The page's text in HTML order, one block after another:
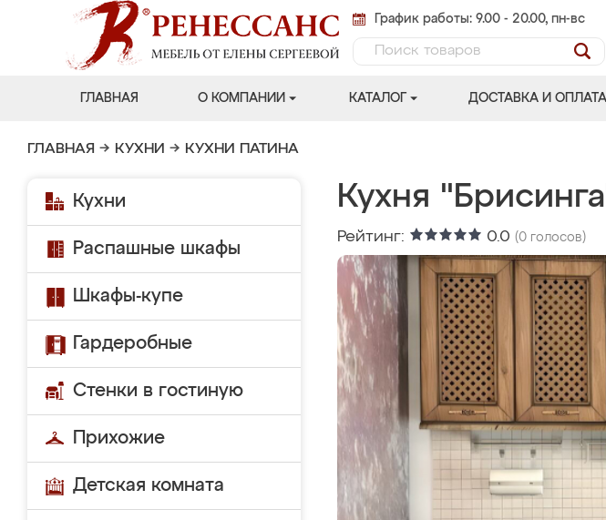
График работы: 9.00 - 20.00, пн-вс
ГЛАВНАЯ О КОМПАНИИ КАТАЛОГ ДОСТАВКА И ОПЛАТА
ГЛАВНАЯ → КУХНИ → КУХНИ ПАТИНА
Кухни
Распашные шкафы
Шкафы-купе
Гардеробные
Стенки в гостиную
Прихожие
Детская комната
Кухня
Рейтинг: 0.0 (0 голосов)